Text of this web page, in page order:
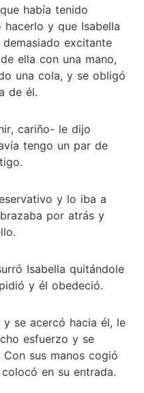
había tenido
y que Isabella
excitante
ella con una mano,
una cola, y se obligó
de él.
cariño- le dijo
tengo un par de
y lo iba a
por atrás y
Isabella quitándole
y él obedeció.
se acercó hacia él, le
esfuerzo y se
sus manos cogió
en su entrada.